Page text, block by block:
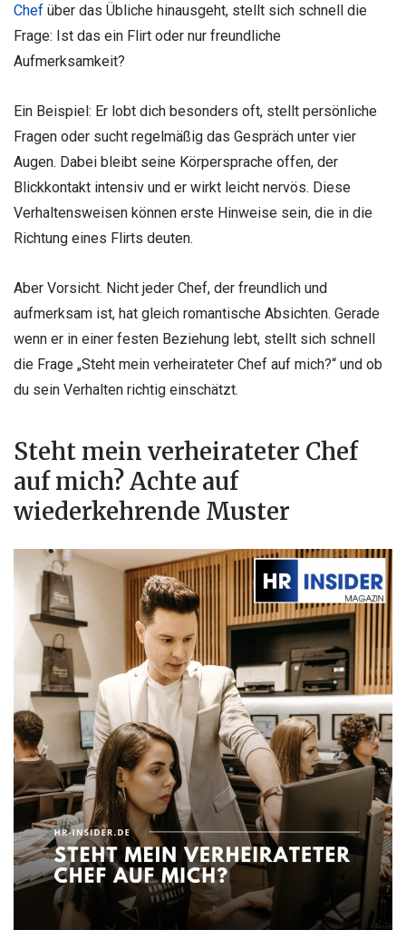
Chef über das Übliche hinausgeht, stellt sich schnell die
Frage: Ist das ein Flirt oder nur freundliche
Aufmerksamkeit?
Ein Beispiel: Er lobt dich besonders oft, stellt persönliche
Fragen oder sucht regelmäßig das Gespräch unter vier
Augen. Dabei bleibt seine Körpersprache offen, der
Blickkontakt intensiv und er wirkt leicht nervös. Diese
Verhaltensweisen können erste Hinweise sein, die in die
Richtung eines Flirts deuten.
Aber Vorsicht. Nicht jeder Chef, der freundlich und
aufmerksam ist, hat gleich romantische Absichten. Gerade
wenn er in einer festen Beziehung lebt, stellt sich schnell
die Frage „Steht mein verheirateter Chef auf mich?“ und ob
du sein Verhalten richtig einschätzt.
Steht mein verheirateter Chef
auf mich? Achte auf
wiederkehrende Muster